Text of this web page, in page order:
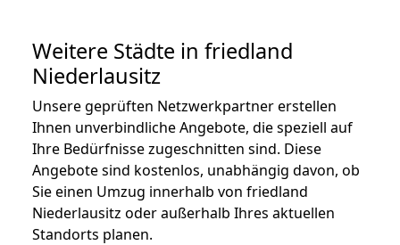
Weitere Städte in friedland
Niederlausitz
Unsere geprüften Netzwerkpartner erstellen
Ihnen unverbindliche Angebote, die speziell auf
Ihre Bedürfnisse zugeschnitten sind. Diese
Angebote sind kostenlos, unabhängig davon, ob
Sie einen Umzug innerhalb von friedland
Niederlausitz oder außerhalb Ihres aktuellen
Standorts planen.